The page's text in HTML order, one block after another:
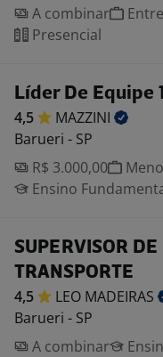
A combinar
Presencial
Líder De Equipe
4,5
MAZZINI
Barueri - SP
R$ 3.000,00
Ensino
SUPERVISOR
TRANSPORTE
4,5 LEO MADEIRAS
Barueri - SP
A combinar